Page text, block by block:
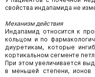
свойства индапамида не
Механизм действия
Индапамид относится к
кольцом и по
диуретикам, которые
кортикальном сегменте
При этом увеличивается
в меньшей степени, ионов